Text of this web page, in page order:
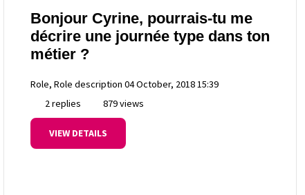
Bonjour Cyrine, pourrais-tu me
décrire une journée type dans ton
métier ?
Role, Role description 04 October, 2018 15:39
2 replies
879 views
VIEW DETAILS